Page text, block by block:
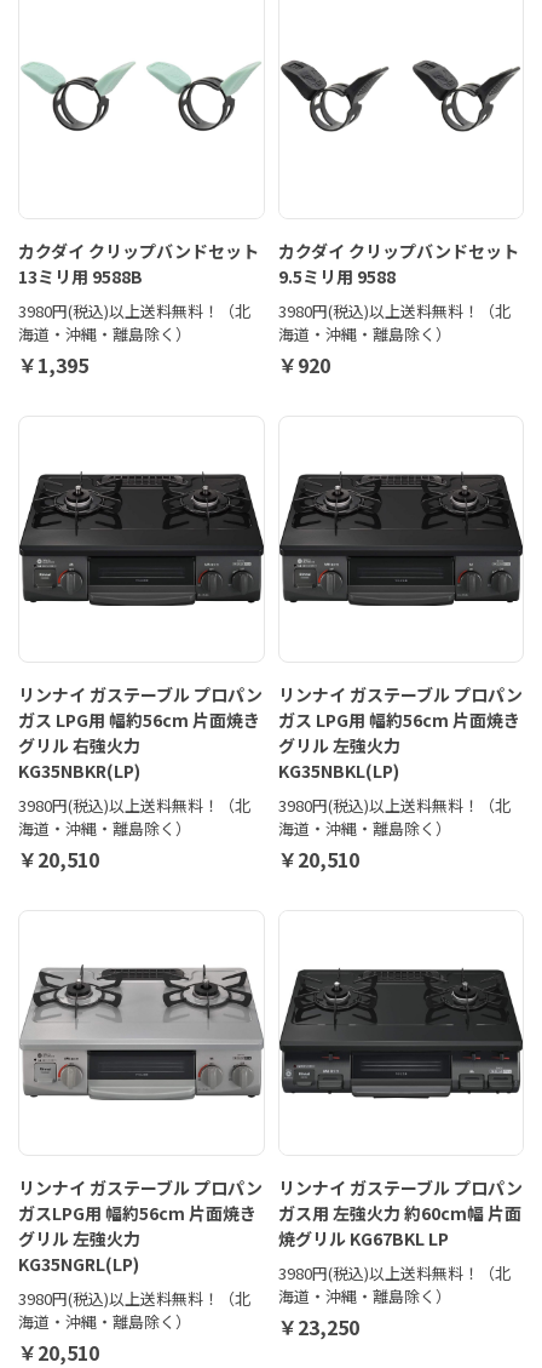
カクダイ クリップバンドセット
13ミリ用 9588B
3980円(税込)以上送料無料！（北
海道・沖縄・離島除く）
￥1,395
カクダイ クリップバンドセット
9.5ミリ用 9588
3980円(税込)以上送料無料！（北
海道・沖縄・離島除く）
￥920
リンナイ ガステーブル プロパン
ガス LPG用 幅約56cm 片面焼き
グリル 右強火力
KG35NBKR(LP)
3980円(税込)以上送料無料！（北
海道・沖縄・離島除く）
￥20,510
リンナイ ガステーブル プロパン
ガス LPG用 幅約56cm 片面焼き
グリル 左強火力
KG35NBKL(LP)
3980円(税込)以上送料無料！（北
海道・沖縄・離島除く）
￥20,510
リンナイ ガステーブル プロパン
ガスLPG用 幅約56cm 片面焼き
グリル 左強火力
KG35NGRL(LP)
3980円(税込)以上送料無料！（北
海道・沖縄・離島除く）
￥20,510
リンナイ ガステーブル プロパン
ガス用 左強火力 約60cm幅 片面
焼グリル KG67BKL LP
3980円(税込)以上送料無料！（北
海道・沖縄・離島除く）
￥23,250